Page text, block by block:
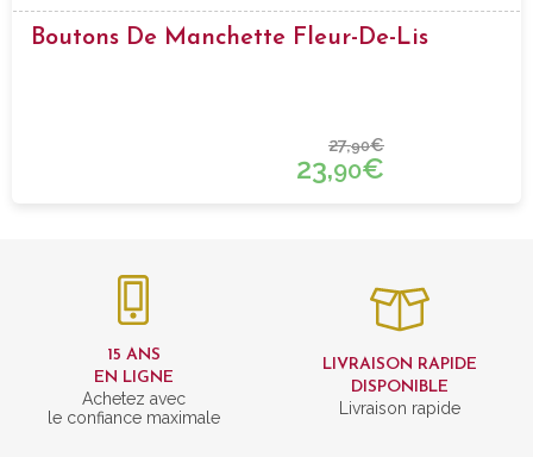
Boutons De Manchette Fleur-De-Lis
27,90€
23,90€
15 ANS
EN LIGNE
Achetez avec
le confiance maximale
LIVRAISON RAPIDE
DISPONIBLE
Livraison rapide